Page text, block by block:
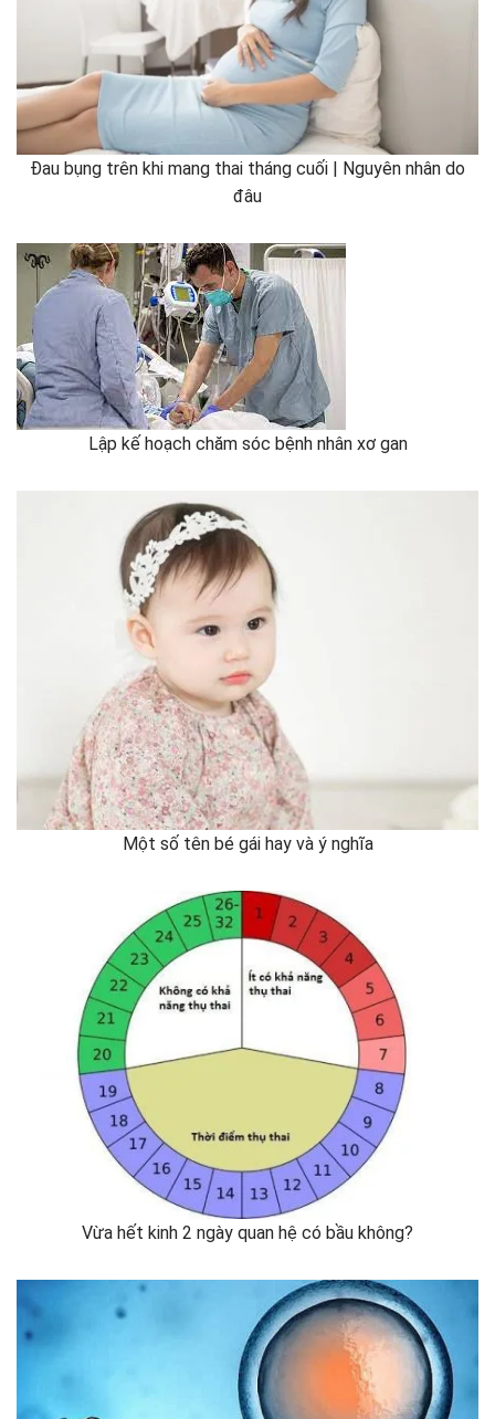
Đau bụng trên khi mang thai tháng cuối | Nguyên nhân do
đâu
Lập kế hoạch chăm sóc bệnh nhân xơ gan
Một số tên bé gái hay và ý nghĩa
Vừa hết kinh 2 ngày quan hệ có bầu không?